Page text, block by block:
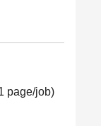
page/job)